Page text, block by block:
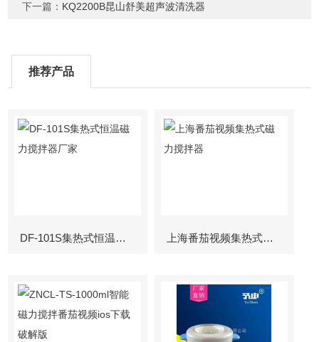
下一篇： KQ2200B昆山舒美超声波清洗器
推荐产品
DF-101S集热式恒温磁力搅拌器厂家 上海番茄视频集热式磁力搅拌器